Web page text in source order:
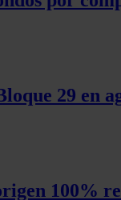
29 en
100%